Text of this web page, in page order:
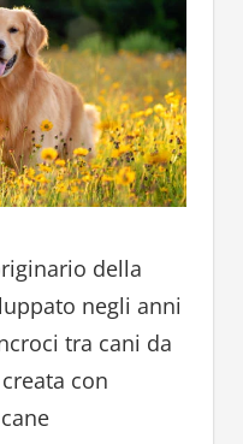
della
negli anni
tra cani da
con